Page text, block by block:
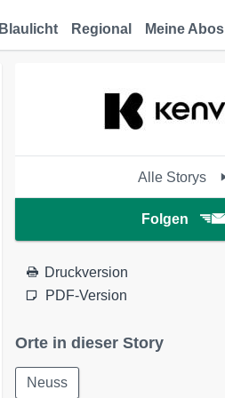
Blaulicht Regional Meine Abos
Alle Storys
Folgen
Druckversion
PDF-Version
Orte in dieser Story
Neuss